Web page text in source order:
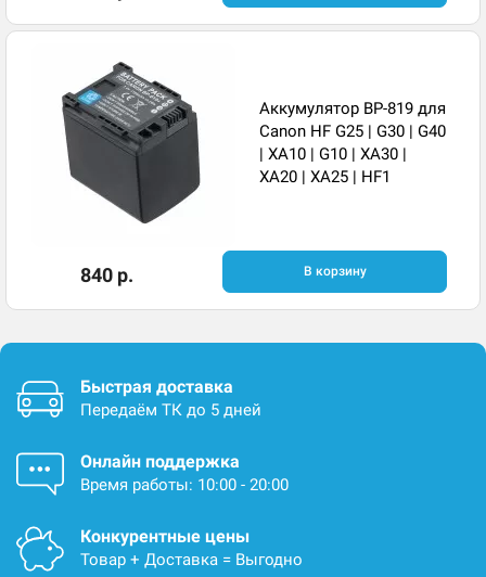
Аккумулятор BP-819 для
Canon HF G25 | G30 | G40
| XA10 | G10 | XA30 |
XA20 | XA25 | HF1
840 р. В корзину
Быстрая доставка
Передаём ТК до 5 дней
Онлайн поддержка
Время работы: 10:00 - 20:00
Конкурентные цены
Товар + Доставка = Выгодно